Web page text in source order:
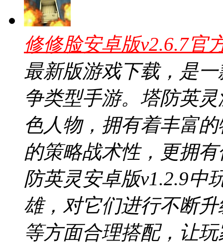
修修脸安卓版v2.6.7官
最新版游戏下载，是
争类型手游。塔防英
色人物，拥有着丰富
的策略战术性，更拥
防英灵安卓版v1.2.9中
雄，对它们进行不断
等方面合理搭配，让